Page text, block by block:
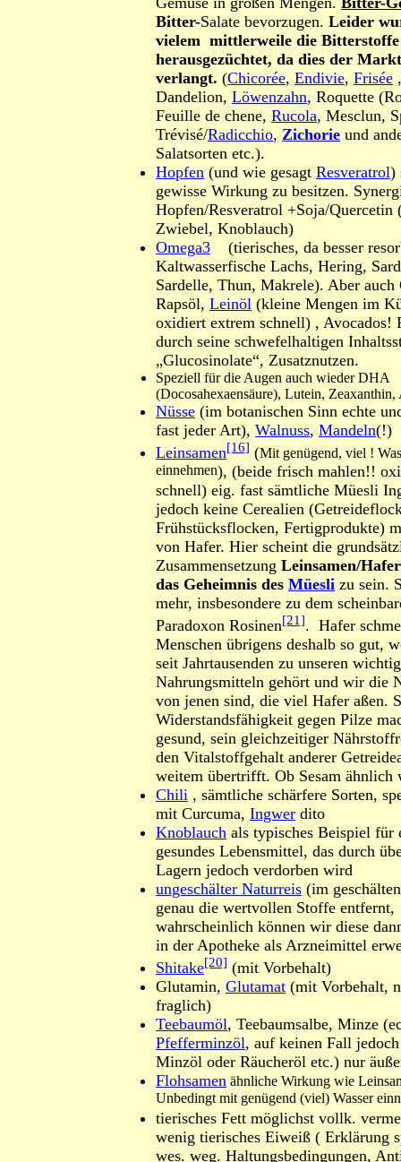
Bitter-Salate bevorzugen. Leider
vielem mittlerweile die Bitterstoffe
herausgezüchtet, da dies der
verlangt. (Chicorée, Endivie, Frisée
Dandelion, Löwenzahn, Roquette
Feuille de chene, Rucola, Mesclun,
Trévisé/Radicchio, Zichorie und
Salatsorten etc.).
Hopfen (und wie gesagt Resveratrol)
gewisse Wirkung zu besitzen.
Hopfen/Resveratrol +Soja/Quercetin
Zwiebel, Knoblauch)
Omega3 (tierisches, da besser
Kaltwasserfische Lachs, Hering,
Sardelle, Thun, Makrele). Aber
Rapsöl, Leinöl (kleine Mengen im
oxidiert extrem schnell) , Avocados!
durch seine schwefelhaltigen
„Glucosinolate“, Zusatznutzen.
Speziell für die Augen auch wieder DHA
(Docosahexaensäure), Lutein, Zeaxanthin,
Nüsse (im botanischen Sinn echte
fast jeder Art), Walnuss, Mandeln(!)
Leinsamen[16] (Mit genügend, viel !
einnehmen), (beide frisch mahlen!!
schnell) eig. fast sämtliche Müesli
jedoch keine Cerealien
Frühstücksflocken, Fertigprodukte)
von Hafer. Hier scheint die
Zusammensetzung Leinsamen/
das Geheimnis des Müesli zu sein.
mehr, insbesondere zu dem
Paradoxon Rosinen[21]. Hafer
Menschen übrigens deshalb so gut,
seit Jahrtausenden zu unseren
Nahrungsmitteln gehört und wir die
von jenen sind, die viel Hafer aßen.
Widerstandsfähigkeit gegen Pilze
gesund, sein gleichzeitiger
den Vitalstoffgehalt anderer
weitem übertrifft. Ob Sesam ähnlich
Chili , sämtliche schärfere Sorten,
mit Curcuma, Ingwer dito
Knoblauch als typisches Beispiel für
gesundes Lebensmittel, das durch
Lagern jedoch verdorben wird
ungeschälter Naturreis (im
genau die wertvollen Stoffe entfernt,
wahrscheinlich können wir diese
in der Apotheke als Arzneimittel
Shitake[20] (mit Vorbehalt)
Glutamin, Glutamat (mit Vorbehalt,
fraglich)
Teebaumöl, Teebaumsalbe, Minze
Pfefferminzöl, auf keinen Fall
Minzöl oder Räucheröl etc.) nur
Flohsamen ähnliche Wirkung wie
Unbedingt mit genügend (viel) Wasser
tierisches Fett möglichst vollk.
wenig tierisches Eiweiß ( Erklärung
wes. weg. Haltungsbedingungen,